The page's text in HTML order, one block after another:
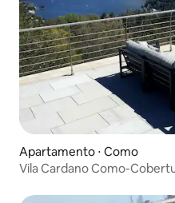
Apartamento ⋅ Como
Vila Cardano Como-